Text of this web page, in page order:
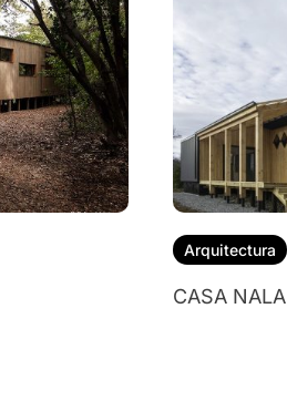
Arquitectura
CASA NALA